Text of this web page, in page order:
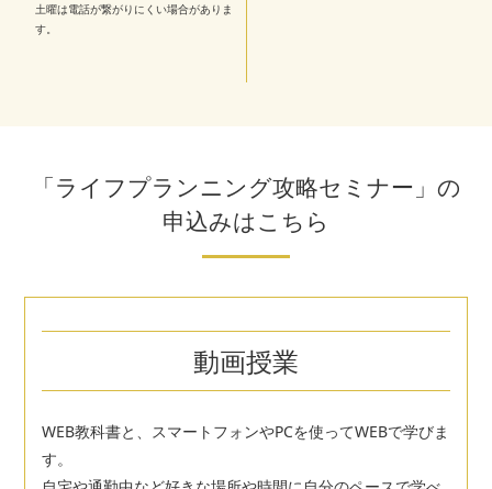
土曜は電話が繋がりにくい場合がありま
す。
「ライフプランニング攻略セミナー」の
申込みはこちら
動画授業
WEB教科書と、スマートフォンやPCを使ってWEBで学びま
す。